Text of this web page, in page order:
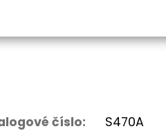
číslo:
S470A